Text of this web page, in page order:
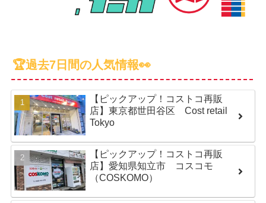
🏆過去7日間の人気情報👀
【ピックアップ！コストコ再販
店】東京都世田谷区 Cost retail
Tokyo
【ピックアップ！コストコ再販
店】愛知県知立市 コスコモ
（COSKOMO）